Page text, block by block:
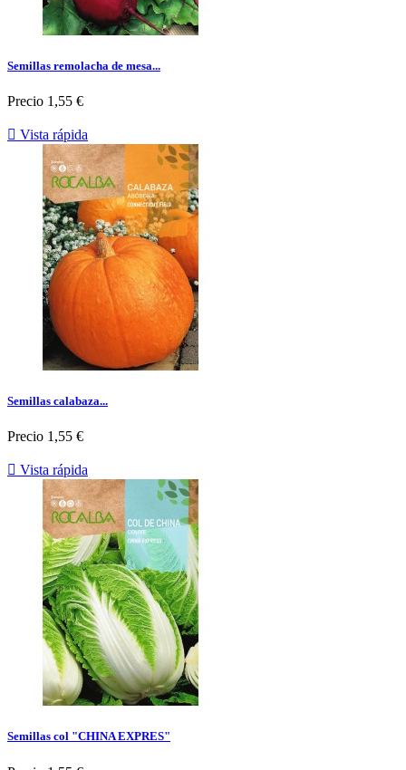
Semillas remolacha de mesa...
Precio 1,55 €
 Vista rápida
Semillas calabaza...
Precio 1,55 €
 Vista rápida
Semillas col "CHINA EXPRES"